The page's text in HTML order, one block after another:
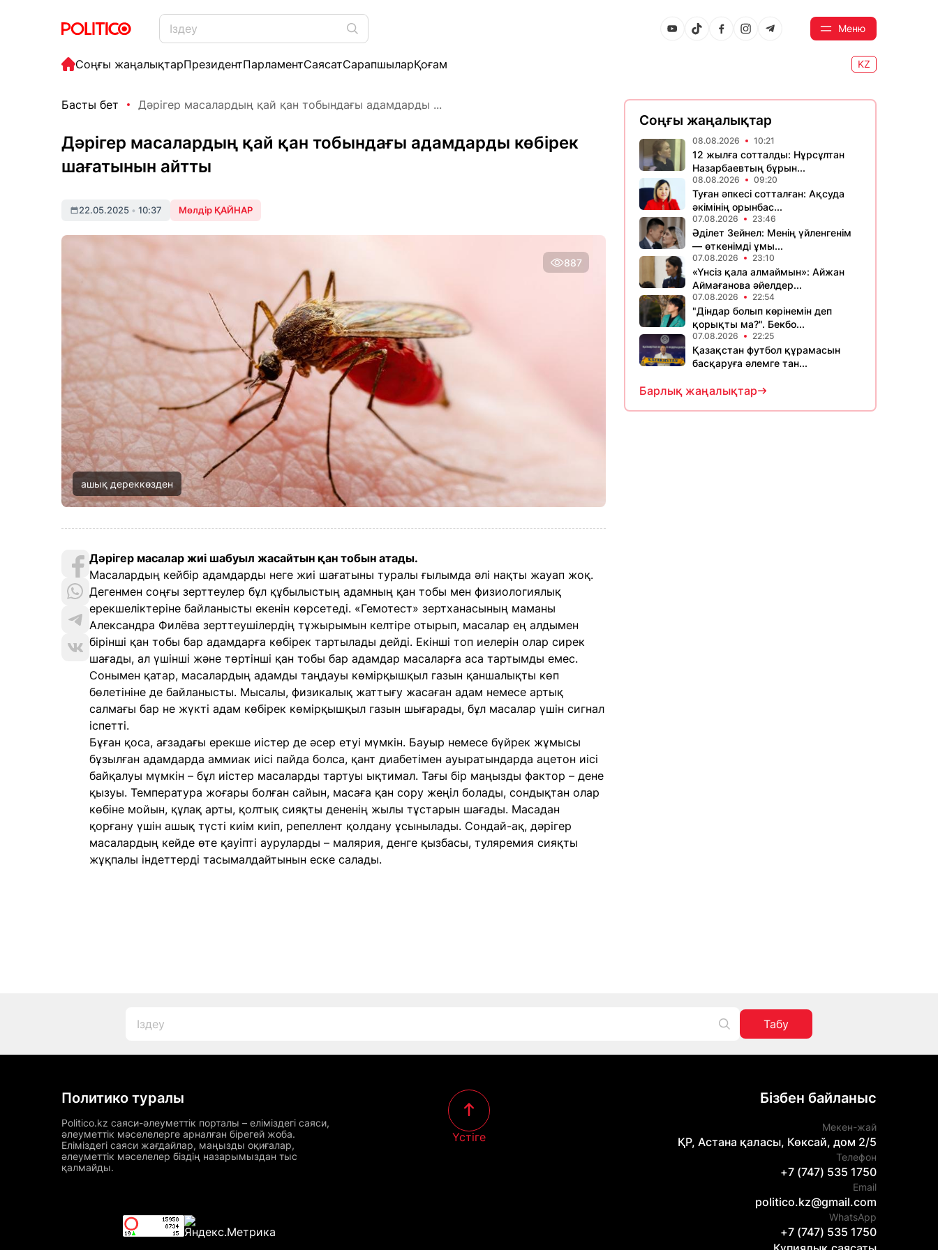
Меню
Соңғы жаңалықтарПрезидентПарламентСаясатСарапшыларҚоғам KZ
Басты бет Дәрігер масалардың қай қан тобындағы адамдарды ...
Дәрігер масалардың қай қан тобындағы адамдарды көбірек
шағатынын айтты
22.05.2025 • 10:37 Мөлдір ҚАЙНАР
887
ашық дереккөзден
Дәрігер масалар жиі шабуыл жасайтын қан тобын атады.
Масалардың кейбір адамдарды неге жиі шағатыны туралы ғылымда әлі нақты жауап жоқ.
Дегенмен соңғы зерттеулер бұл құбылыстың адамның қан тобы мен физиологиялық
ерекшеліктеріне байланысты екенін көрсетеді. «Гемотест» зертханасының маманы
Александра Филёва зерттеушілердің тұжырымын келтіре отырып, масалар ең алдымен
бірінші қан тобы бар адамдарға көбірек тартылады дейді. Екінші топ иелерін олар сирек
шағады, ал үшінші және төртінші қан тобы бар адамдар масаларға аса тартымды емес.
Сонымен қатар, масалардың адамды таңдауы көмірқышқыл газын қаншалықты көп
бөлетініне де байланысты. Мысалы, физикалық жаттығу жасаған адам немесе артық
салмағы бар не жүкті адам көбірек көмірқышқыл газын шығарады, бұл масалар үшін сигнал
іспетті.
Бұған қоса, ағзадағы ерекше иістер де әсер етуі мүмкін. Бауыр немесе бүйрек жұмысы
бұзылған адамдарда аммиак иісі пайда болса, қант диабетімен ауыратындарда ацетон иісі
байқалуы мүмкін – бұл иістер масаларды тартуы ықтимал. Тағы бір маңызды фактор – дене
қызуы. Температура жоғары болған сайын, масаға қан сору жеңіл болады, сондықтан олар
көбіне мойын, құлақ арты, қолтық сияқты дененің жылы тұстарын шағады. Масадан
қорғану үшін ашық түсті киім киіп, репеллент қолдану ұсынылады. Сондай-ақ, дәрігер
масалардың кейде өте қауіпті ауруларды – малярия, денге қызбасы, туляремия сияқты
жұқпалы індеттерді тасымалдайтынын еске салады.
Соңғы жаңалықтар
08.08.2026 10:21
12 жылға сотталды: Нұрсұлтан
Назарбаевтың бұрын...
08.08.2026 09:20
Туған әпкесі сотталған: Ақсуда
әкімінің орынбас...
07.08.2026 23:46
Әділет Зейнел: Менің үйленгенім
— өткенімді ұмы...
07.08.2026 23:10
«Үнсіз қала алмаймын»: Айжан
Аймағанова әйелдер...
07.08.2026 22:54
"Діндар болып көрінемін деп
қорықты ма?". Бекбо...
07.08.2026 22:25
Қазақстан футбол құрамасын
басқаруға әлемге тан...
Барлық жаңалықтар
Табу
Политико туралы
Politico.kz саяси-әлеуметтік порталы – еліміздегі саяси,
әлеуметтік мәселелерге арналған бірегей жоба.
Еліміздегі саяси жағдайлар, маңызды оқиғалар,
әлеуметтік мәселелер біздің назарымыздан тыс
қалмайды.
Үстіге
Бізбен байланыс
Мекен-жай
ҚР, Астана қаласы, Көксай, дом 2/5
Телефон
+7 (747) 535 1750
Email
politico.kz@gmail.com
WhatsApp
+7 (747) 535 1750